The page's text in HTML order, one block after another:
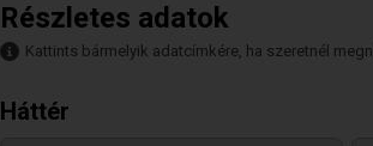
Részletes adatok
Kattints bármelyik adatcímkére, ha szeretnél
Háttér